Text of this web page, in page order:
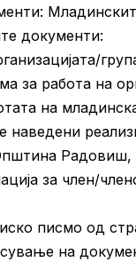
документи:
за работа на
на
наведени
Радовиш,
за член/
писмо од
на